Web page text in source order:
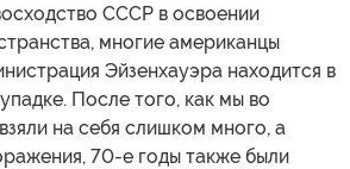
СССР в освоении
многие американцы
Эйзенхауэра находится в
После того, как мы во
на себя слишком много, а
70-е годы также были